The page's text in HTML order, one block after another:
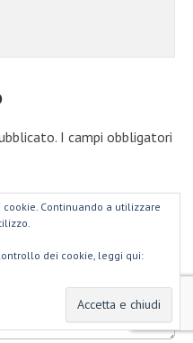
I campi obbligatori
Continuando a utilizzare
dei cookie, leggi qui: